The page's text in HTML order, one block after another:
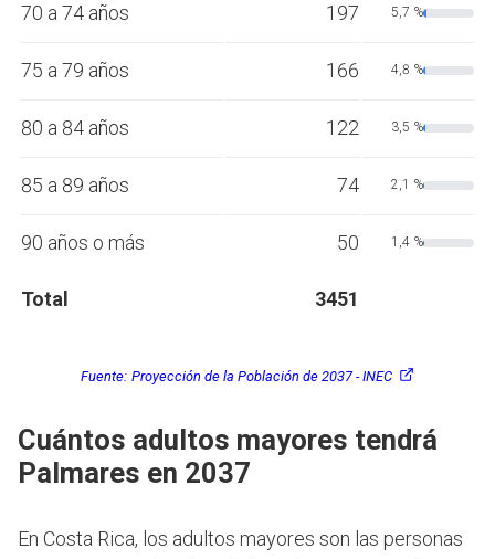
70 a 74 años 197 5,7 %
75 a 79 años 166 4,8 %
80 a 84 años 122 3,5 %
85 a 89 años 74 2,1 %
90 años o más 50 1,4 %
Total 3451
Fuente: Proyección de la Población de 2037 - INEC
Cuántos adultos mayores tendrá
Palmares en 2037
En Costa Rica, los adultos mayores son las personas